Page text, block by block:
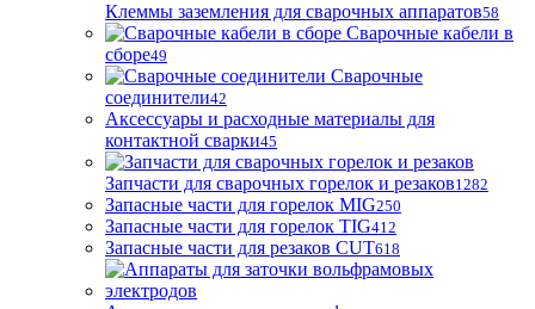
Клеммы заземления для сварочных аппаратов58
Сварочные кабели в
сборе49
Сварочные
соединители42
Аксессуары и расходные материалы для
контактной сварки45
Запчасти для сварочных горелок и резаков1282
Запасные части для горелок MIG250
Запасные части для горелок TIG412
Запасные части для резаков CUT618